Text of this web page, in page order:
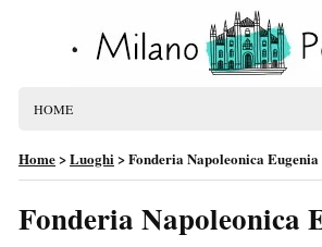
HOME
Home>Luoghi>Fonderia Napoleonica Eugenia
Fonderia Napoleonica